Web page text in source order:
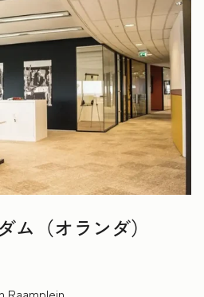
ム（オランダ）